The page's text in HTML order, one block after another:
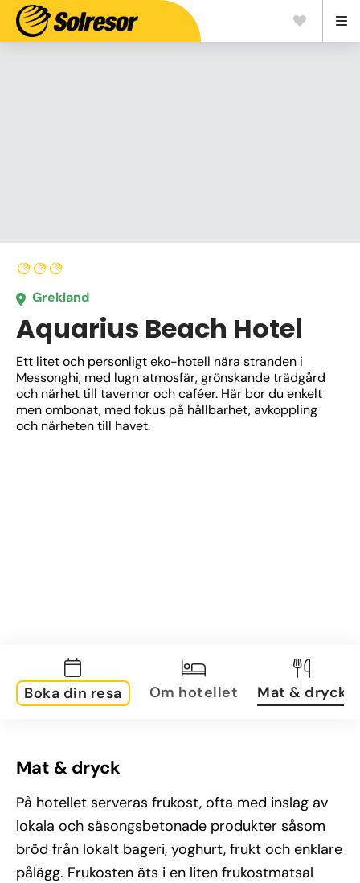
Grekland
Aquarius Beach Hotel
Ett litet och personligt eko-hotell nära stranden i
Messonghi, med lugn atmosfär, grönskande trädgård
och närhet till tavernor och caféer. Här bor du enkelt
men ombonat, med fokus på hållbarhet, avkoppling
och närheten till havet.
Boka din resa Om hotellet Mat & dryck
Mat & dryck
På hotellet serveras frukost, ofta med inslag av
lokala och säsongsbetonade produkter såsom
bröd från lokalt bageri, yoghurt, frukt och enklare
pålägg. Frukosten äts i en liten frukostmatsal